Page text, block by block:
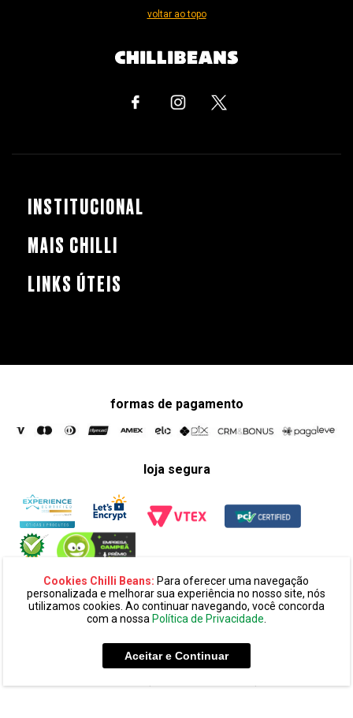
Cookies Chilli Beans: Para oferecer uma navegação
personalizada e melhorar sua experiência no nosso site, nós
utilizamos cookies. Ao continuar navegando, você concorda
com a nossa Política de Privacidade.
Aceitar e Continuar
voltar ao topo
INSTITUCIONAL
MAIS CHILLI
LINKS ÚTEIS
formas de pagamento
loja segura
ltda. cnpj: 14.439.371/0002-60
alameda amazonas, 594, terreo mezanino, alphaville